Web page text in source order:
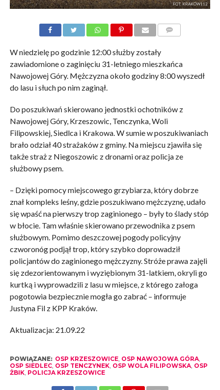
FOT. KRAKÓW112
W niedzielę po godzinie 12:00 służby zostały
zawiadomione o zaginięciu 31-letniego mieszkańca
Nawojowej Góry. Mężczyzna około godziny 8:00 wyszedł
do lasu i słuch po nim zaginął.
Do poszukiwań skierowano jednostki ochotników z
Nawojowej Góry, Krzeszowic, Tenczynka, Woli
Filipowskiej, Siedlca i Krakowa. W sumie w poszukiwaniach
brało odział 40 strażaków z gminy. Na miejscu zjawiła się
także straż z Niegoszowic z dronami oraz policja ze
służbowy psem.
– Dzięki pomocy miejscowego grzybiarza, który dobrze
znał kompleks leśny, gdzie poszukiwano mężczyznę, udało
się wpaść na pierwszy trop zaginionego – były to ślady stóp
w błocie. Tam właśnie skierowano przewodnika z psem
służbowym. Pomimo deszczowej pogody policyjny
czworonóg podjął trop, który szybko doprowadził
policjantów do zaginionego mężczyzny. Stróże prawa zajęli
się zdezorientowanym i wyziębionym 31-latkiem, okryli go
kurtką i wyprowadzili z lasu w miejsce, z którego załoga
pogotowia bezpiecznie mogła go zabrać – informuje
Justyna Fil z KPP Kraków.
Aktualizacja: 21.09.22
POWIĄZANE: OSP KRZESZOWICE, OSP NAWOJOWA GÓRA,
OSP SIEDLEC, OSP TENCZYNEK, OSP WOLA FILIPOWSKA, OSP
ŻBIK, POLICJA KRZESZOWICE